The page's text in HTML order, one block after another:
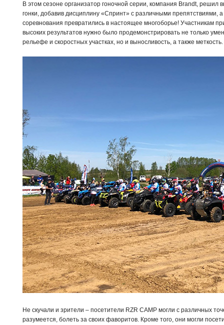
В этом сезоне организатор гоночной серии, компания Brandt, решил
гонки, добавив дисциплину «Спринт» с различными препятствиями,
соревнования превратились в настоящее многоборье! Участникам
высоких результатов нужно было продемонстрировать не только
рельефе и скоростных участках, но и выносливость, а также меткость.
Не скучали и зрители – посетители RZR CAMP могли с различных
разумеется, болеть за своих фаворитов. Кроме того, они могли